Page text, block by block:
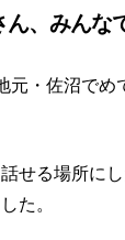
、みんな
元・佐沼で
話せる場所に
た。